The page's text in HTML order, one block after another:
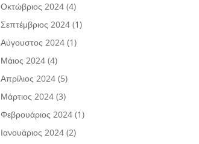
Οκτώβριος 2024 (4)
Σεπτέμβριος 2024 (1)
Αύγουστος 2024 (1)
Μάιος 2024 (4)
Απρίλιος 2024 (5)
Μάρτιος 2024 (3)
Φεβρουάριος 2024 (1)
Ιανουάριος 2024 (2)